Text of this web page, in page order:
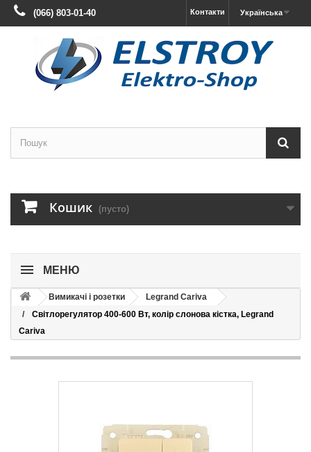
Українська
Контакти
(066) 803-01-40
Кошик (пусто)
МЕНЮ
Вимикачі і розетки
Legrand Cariva
Світлорегулятор 400-600 Вт, колір слонова кістка, Legrand
Cariva